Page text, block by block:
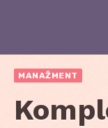
MANAŽMENT